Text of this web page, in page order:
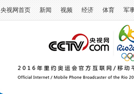
央视网首页 新闻 视频 经济 体育 军